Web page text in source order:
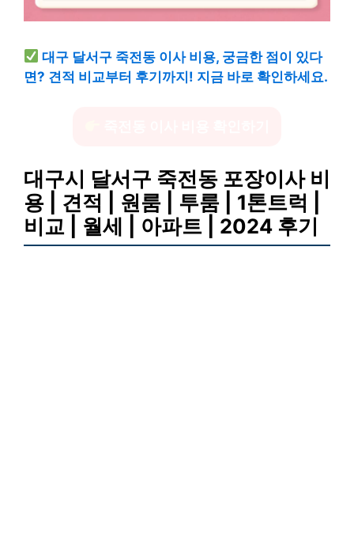
대구 달서구 죽전동 이사 비용, 궁금한 점이 있다
면? 견적 비교부터 후기까지! 지금 바로 확인하세요.
대구시 달서구 죽전동 포장이사 비
용 | 견적 | 원룸 | 투룸 | 1톤트럭 |
비교 | 월세 | 아파트 | 2024 후기